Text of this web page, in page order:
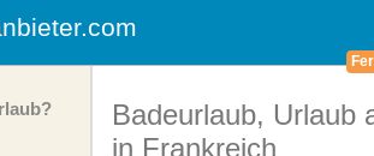
Badeurlaub, Urlaub
in Frankreich